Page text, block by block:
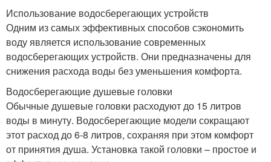
Использование водосберегающих устройств
Одним из самых эффективных способов сэкономить
воду является использование современных
водосберегающих устройств. Они предназначены для
снижения расхода воды без уменьшения комфорта.
Водосберегающие душевые головки
Обычные душевые головки расходуют до 15 литров
воды в минуту. Водосберегающие модели сокращают
этот расход до 6-8 литров, сохраняя при этом комфорт
от принятия душа. Установка такой головки – простое и